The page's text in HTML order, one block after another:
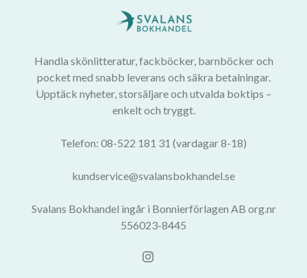
Handla skönlitteratur, fackböcker, barnböcker och
pocket med snabb leverans och säkra betalningar.
Upptäck nyheter, storsäljare och utvalda boktips –
enkelt och tryggt.
Telefon: 08-522 181 31 (vardagar 8-18)
kundservice@svalansbokhandel.se
Svalans Bokhandel ingår i Bonnierförlagen AB org.nr
556023-8445